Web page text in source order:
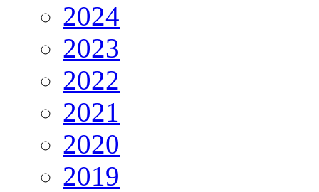
2024
2023
2022
2021
2020
2019